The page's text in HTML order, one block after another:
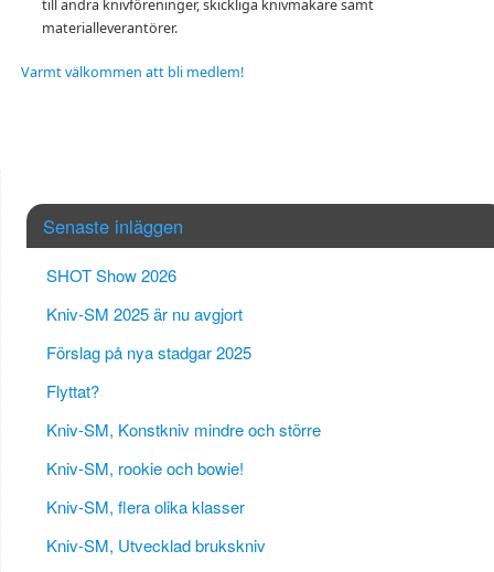
till andra knivföreninger, skickliga knivmakare samt
materialleverantörer.
Varmt välkommen att bli medlem!
Senaste inläggen
SHOT Show 2026
Kniv-SM 2025 är nu avgjort
Förslag på nya stadgar 2025
Flyttat?
Kniv-SM, Konstkniv mindre och större
Kniv-SM, rookie och bowie!
Kniv-SM, flera olika klasser
Kniv-SM, Utvecklad brukskniv